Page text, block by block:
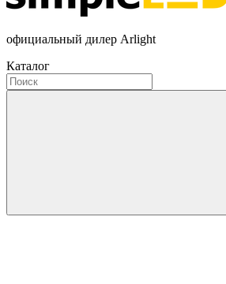
официальный дилер Arlight
Каталог